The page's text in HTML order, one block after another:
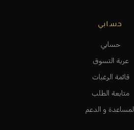
حسابي
حسابي
عربة التسوق
قائمة الرغبات
متابعة الطلب
و الدعم